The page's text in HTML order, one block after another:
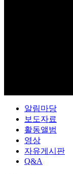
알림마당
보도자료
활동앨범
영상
자유게시판
Q&A